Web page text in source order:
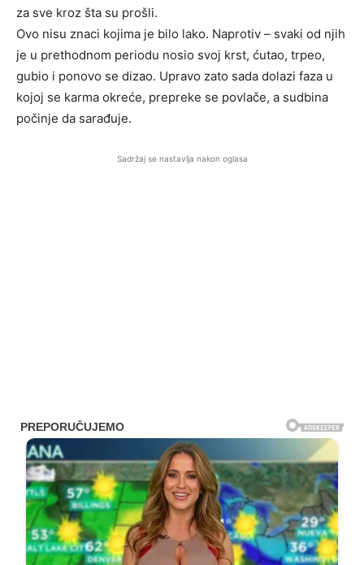
za sve kroz šta su prošli.
Ovo nisu znaci kojima je bilo lako. Naprotiv – svaki od njih
je u prethodnom periodu nosio svoj krst, ćutao, trpeo,
gubio i ponovo se dizao. Upravo zato sada dolazi faza u
kojoj se karma okreće, prepreke se povlače, a sudbina
počinje da sarađuje.
Sadržaj se nastavlja nakon oglasa